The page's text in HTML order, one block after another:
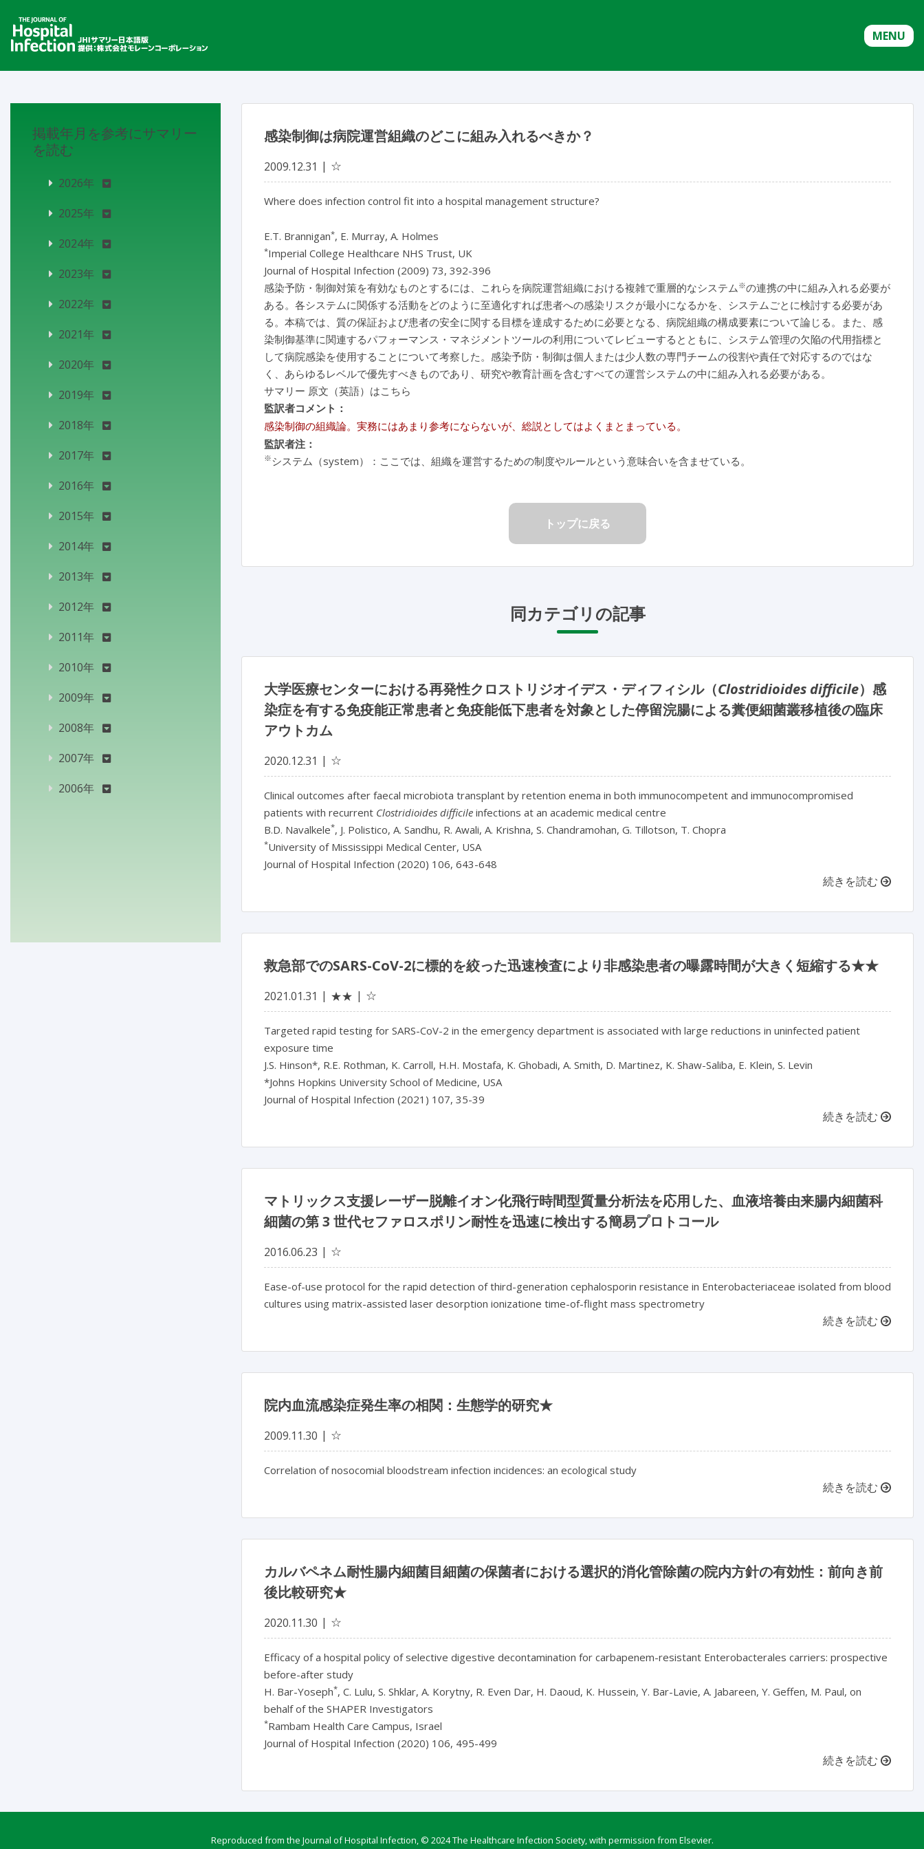
MENU
感染制御は病院運営組織のどこに組み入れるべきか？
2009.12.31 ☆
Where does infection control fit into a hospital management structure?
E.T. Brannigan*, E. Murray, A. Holmes
*Imperial College Healthcare NHS Trust, UK
Journal of Hospital Infection (2009) 73, 392-396
感染予防・制御対策を有効なものとするには、これらを病院運営組織における複雑で重層的なシステム※の連携の中に組み入れる必要が
ある。各システムに関係する活動をどのように至適化すれば患者への感染リスクが最小になるかを、システムごとに検討する必要があ
る。本稿では、質の保証および患者の安全に関する目標を達成するために必要となる、病院組織の構成要素について論じる。また、感
染制御基準に関連するパフォーマンス・マネジメントツールの利用についてレビューするとともに、システム管理の欠陥の代用指標と
して病院感染を使用することについて考察した。感染予防・制御は個人または少人数の専門チームの役割や責任で対応するのではな
く、あらゆるレベルで優先すべきものであり、研究や教育計画を含むすべての運営システムの中に組み入れる必要がある。
サマリー 原文（英語）はこちら
監訳者コメント：
感染制御の組織論。実務にはあまり参考にならないが、総説としてはよくまとまっている。
監訳者注：
※システム（system）：ここでは、組織を運営するための制度やルールという意味合いを含ませている。
トップに戻る
同カテゴリの記事
大学医療センターにおける再発性クロストリジオイデス・ディフィシル（Clostridioides difficile）感
染症を有する免疫能正常患者と免疫能低下患者を対象とした停留浣腸による糞便細菌叢移植後の臨床
アウトカム
2020.12.31 ☆
Clinical outcomes after faecal microbiota transplant by retention enema in both immunocompetent and immunocompromised
patients with recurrent Clostridioides difficile infections at an academic medical centre
B.D. Navalkele*, J. Polistico, A. Sandhu, R. Awali, A. Krishna, S. Chandramohan, G. Tillotson, T. Chopra
*University of Mississippi Medical Center, USA
Journal of Hospital Infection (2020) 106, 643-648
続きを読む
救急部でのSARS-CoV-2に標的を絞った迅速検査により非感染患者の曝露時間が大きく短縮する★★
2021.01.31 ★★ ☆
Targeted rapid testing for SARS-CoV-2 in the emergency department is associated with large reductions in uninfected patient
exposure time
J.S. Hinson*, R.E. Rothman, K. Carroll, H.H. Mostafa, K. Ghobadi, A. Smith, D. Martinez, K. Shaw-Saliba, E. Klein, S. Levin
*Johns Hopkins University School of Medicine, USA
Journal of Hospital Infection (2021) 107, 35-39
続きを読む
マトリックス支援レーザー脱離イオン化飛行時間型質量分析法を応用した、血液培養由来腸内細菌科
細菌の第 3 世代セファロスポリン耐性を迅速に検出する簡易プロトコール
2016.06.23 ☆
Ease-of-use protocol for the rapid detection of third-generation cephalosporin resistance in Enterobacteriaceae isolated from blood
cultures using matrix-assisted laser desorption ionizatione time-of-flight mass spectrometry
続きを読む
院内血流感染症発生率の相関：生態学的研究★
2009.11.30 ☆
Correlation of nosocomial bloodstream infection incidences: an ecological study
続きを読む
カルバペネム耐性腸内細菌目細菌の保菌者における選択的消化管除菌の院内方針の有効性：前向き前
後比較研究★
2020.11.30 ☆
Efficacy of a hospital policy of selective digestive decontamination for carbapenem-resistant Enterobacterales carriers: prospective
before-after study
H. Bar-Yoseph*, C. Lulu, S. Shklar, A. Korytny, R. Even Dar, H. Daoud, K. Hussein, Y. Bar-Lavie, A. Jabareen, Y. Geffen, M. Paul, on
behalf of the SHAPER Investigators
*Rambam Health Care Campus, Israel
Journal of Hospital Infection (2020) 106, 495-499
続きを読む
掲載年月を参考にサマリー
を読む
2026年
2025年
2024年
2023年
2022年
2021年
2020年
2019年
2018年
2017年
2016年
2015年
2014年
2013年
2012年
2011年
2010年
2009年
2008年
2007年
2006年
Reproduced from the Journal of Hospital Infection, © 2024 The Healthcare Infection Society, with permission from Elsevier.